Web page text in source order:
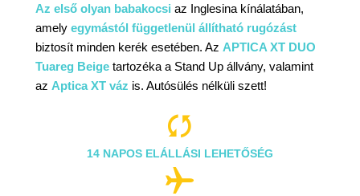
Az első olyan babakocsi az Inglesina kínálatában,
amely egymástól függetlenül állítható rugózást
biztosít minden kerék esetében. Az APTICA XT DUO
Tuareg Beige tartozéka a Stand Up állvány, valamint
az Aptica XT váz is. Autósülés nélküli szett!

14 NAPOS ELÁLLÁSI LEHETŐSÉG
